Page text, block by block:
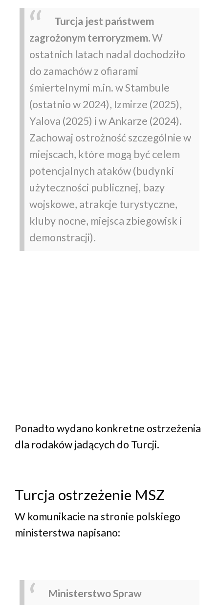
Turcja jest państwem
zagrożonym terroryzmem.W
ostatnich latach nadal dochodziło
do zamachów z ofiarami
śmiertelnymi m.in. w Stambule
(ostatnio w 2024), Izmirze (2025),
Yalova (2025) i w Ankarze (2024).
Zachowaj ostrożność szczególnie w
miejscach, które mogą być celem
potencjalnych ataków (budynki
użyteczności publicznej, bazy
wojskowe, atrakcje turystyczne,
kluby nocne, miejsca zbiegowisk i
demonstracji).
Ponadto wydano konkretne ostrzeżenia
dla rodaków jadących do Turcji.
Turcja ostrzeżenie MSZ
W komunikacie na stronie polskiego
ministerstwa napisano:
Ministerstwo Spraw